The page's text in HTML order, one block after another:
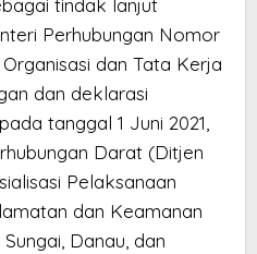
tindak lanjut
Perhubungan Nomor
dan Tata Kerja
dan deklarasi
tanggal 1 Juni 2021,
Darat (Ditjen
Pelaksanaan
dan Keamanan
Danau, dan